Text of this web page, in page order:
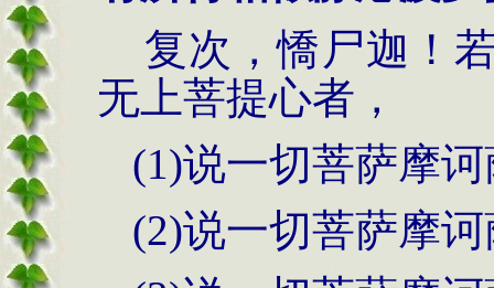
复次，憍尸迦！
无上菩提心者，
(1)说一切菩萨摩
(2)说一切菩萨摩